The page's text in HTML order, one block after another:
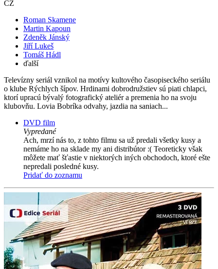
CZ
Roman Skamene
Martin Kapoun
Zdeněk Jánský
Jiří Lukeš
Tomáš Hádl
ďalší
Televízny seriál vznikol na motívy kultového časopiseckého seriálu
o klube Rýchlych šípov. Hrdinami dobrodružstiev sú piati chlapci,
ktorí upracú bývalý fotografický ateliér a premenia ho na svoju
klubovňu. Lovia Bobríka odvahy, jazdia na saniach...
DVD film
Vypredané
Ach, mrzí nás to, z tohto filmu sa už predali všetky kusy a
nemáme ho na sklade my ani distribútor :( Teoreticky však
môžete mať šťastie v niektorých iných obchodoch, ktoré ešte
nepredali posledné kusy.
Pridať do zoznamu